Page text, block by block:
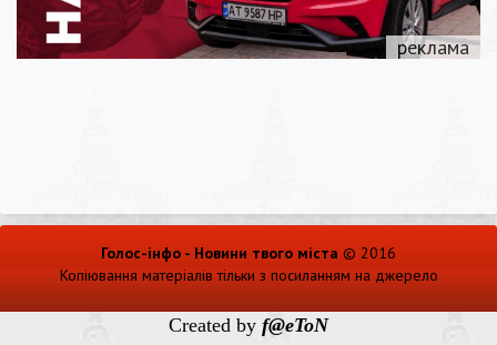
Голос-інфо - Новини твого міста © 2016
Копіювання матеріалів тільки з посиланням на джерело
Created by f@eToN